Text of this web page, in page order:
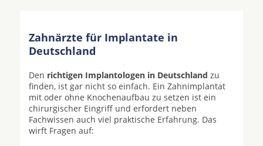
Zahnärzte für Implantate in
Deutschland
Den richtigen Implantologen in Deutschland zu
finden, ist gar nicht so einfach. Ein Zahnimplantat
mit oder ohne Knochenaufbau zu setzen ist ein
chirurgischer Eingriff und erfordert neben
Fachwissen auch viel praktische Erfahrung. Das
wirft Fragen auf: